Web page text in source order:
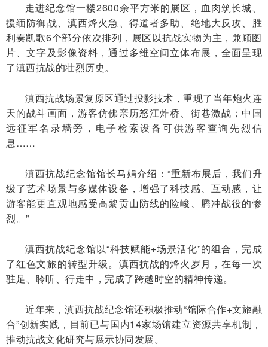
走进纪念馆一楼2600余平方米的展区，血肉筑长城、
援缅防御战、滇西烽火急、得道者多助、绝地大反攻、胜
利奏凯歌6个部分依次排列，展区以抗战实物为主，兼顾图
片、文字及影像资料，通过多维空间立体布展，全面呈现
了滇西抗战的壮烈历史。
滇西抗战场景复原区通过投影技术，重现了当年炮火连
天的战斗画面，游客仿佛亲历怒江炸桥、街巷激战；中国
远征军名录墙旁，电子检索设备可供游客查询先烈信
息……
滇西抗战纪念馆馆长马娟介绍：“重新布展后，我们升
级了艺术场景与多媒体设备，增强了科技感、互动感，让
游客能更直观地感受高黎贡山防线的险峻、腾冲战役的惨
烈。”
滇西抗战纪念馆以“科技赋能+场景活化”的组合，完成
了红色文旅的转型升级。滇西抗战的烽火岁月，在每一次
驻足、聆听、行走中，完成了跨越时空的精神传递。
近年来，滇西抗战纪念馆还积极推动“馆际合作+文旅融
合”创新实践，目前已与国内14家场馆建立资源共享机制，
推动抗战文化研究与展示协同发展。